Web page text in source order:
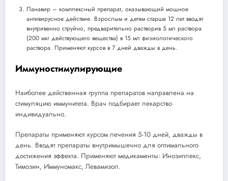
Панавир – комплексный препарат, оказывающий мощное
антивирусное действие. Взрослым и детям старше 12 лет вводят
внутривенно струйно, предварительно растворив 5 мл раствора
(200 мкг действующего вещества) в 15 мл физиологического
раствора. Применяют курсов в 7 дней дважды в день.
Иммуностимулирующие
Наиболее действенная группа препаратов направлена на
стимуляцию иммунитета. Врач подбирает лекарство
индивидуально.
Препараты применяют курсом лечения 5-10 дней, дважды в
день. Вводят препараты внутримышечно для оптимального
достижения эффекта. Применяют медикаменты: Инозиплекс,
Тимозин, Иммуномакс, Левамизол.